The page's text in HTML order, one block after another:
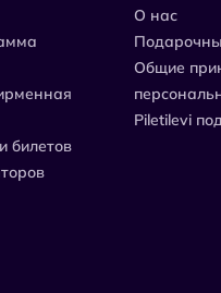
билетов
О нас
Общие
Piletilevi